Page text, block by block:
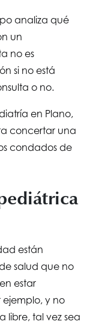
analiza qué
un
no es
si no está
o no.
en Plano,
concertar una
condados de
están
salud que no
estar
ejemplo, y no
libre, tal vez sea